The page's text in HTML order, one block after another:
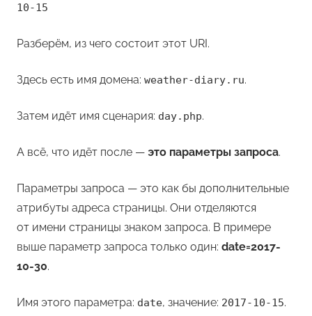
10-15
Разберём, из чего состоит этот URI.
Здесь есть имя домена: weather-diary.ru.
Затем идёт имя сценария: day.php.
А всё, что идёт после — это параметры запроса.
Параметры запроса — это как бы дополнительные
атрибуты адреса страницы. Они отделяются
от имени страницы знаком запроса. В примере
выше параметр запроса только один: date=2017-
10-30.
Имя этого параметра: date, значение: 2017-10-15.